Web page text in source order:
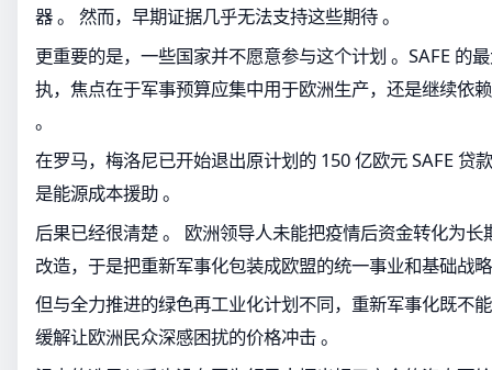
器 。 然而，早期证据几乎无法支持这些期待 。
更重要的是，一些国家并不愿意参与这个计划 。SAFE 的
执，焦点在于军事预算应集中用于欧洲生产，还是继续依
。
在罗马，梅洛尼已开始退出原计划的 150 亿欧元 SAFE 贷
是能源成本援助 。
后果已经很清楚 。 欧洲领导人未能把疫情后资金转化为
改造，于是把重新军事化包装成欧盟的统一事业和基础战
但与全力推进的绿色再工业化计划不同，重新军事化既不
缓解让欧洲民众深感困扰的价格冲击 。